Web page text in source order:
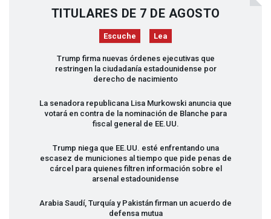
TITULARES DE 7 DE AGOSTO
Escuche Lea
Trump firma nuevas órdenes ejecutivas que
restringen la ciudadanía estadounidense por
derecho de nacimiento
La senadora republicana Lisa Murkowski anuncia que
votará en contra de la nominación de Blanche para
fiscal general de EE.UU.
Trump niega que EE.UU. esté enfrentando una
escasez de municiones al tiempo que pide penas de
cárcel para quienes filtren información sobre el
arsenal estadounidense
Arabia Saudí, Turquía y Pakistán firman un acuerdo de
defensa mutua